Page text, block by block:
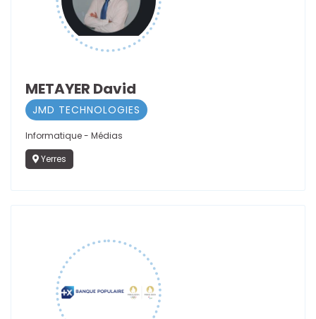
METAYER David
JMD TECHNOLOGIES
Informatique - Médias
Yerres